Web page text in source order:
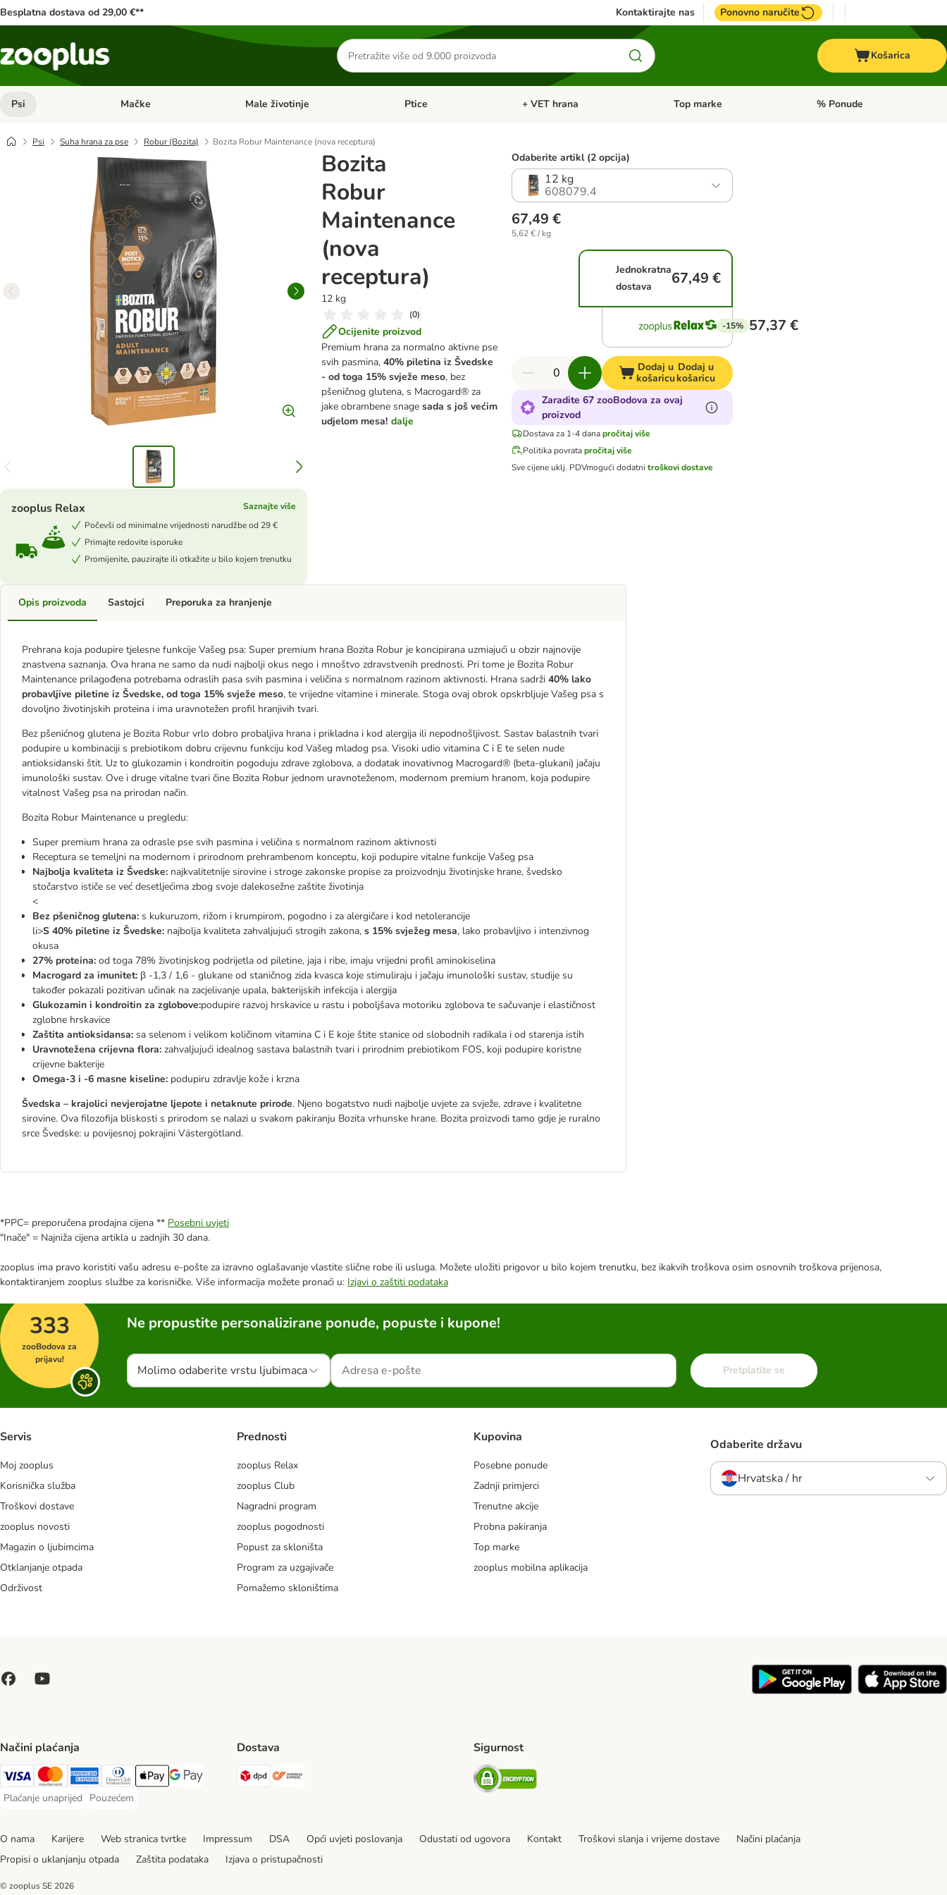
Besplatna dostava od 29,00 €** Kontaktirajte nas Ponovno naručite
Traži
proizvode
Košarica
Psi Pregled kategorija: Psi
Mačke Pregled kategorija: Mačke
Male životinje Pregled kategorija: Male životinje
Ptice Pregled kategorija: Ptice
+ VET hrana Pregled kategorija: + VET hrana
Top marke Pregled kategorija: Top marke
% Ponude
Psi Suha hrana za pse Robur (Bozita) Bozita Robur Maintenance (nova receptura)
Bozita
Robur
Maintenance
(nova
receptura)
12 kg
(0)
Ocijenite proizvod
Premium hrana za normalno aktivne pse
svih pasmina, 40% piletina iz Švedske
- od toga 15% svježe meso, bez
pšeničnog glutena, s Macrogard® za
jake obrambene snage sada s još većim
udjelom mesa! dalje
zooplus Relax
Saznajte više
Počevši od minimalne vrijednosti narudžbe od 29 €
Primajte redovite isporuke
Promijenite, pauzirajte ili otkažite u bilo kojem trenutku
Odaberite artikl (2 opcija)
12 kg
608079.4
67,49 €
5,62 € / kg
Jednokratna
dostava
67,49 €
-15% 57,37 €
Dodaj u
košaricu
Dodaj u
košaricu
Zaradite 67 zooBodova za ovaj
proizvod
Dostava za 1-4 danapročitaj više
Politika povratapročitaj više
Sve cijene uklj. PDVmogući dodatni troškovi dostave
Opis proizvoda
Prehrana koja podupire tjelesne funkcije Vašeg psa: Super premium hrana Bozita Robur je koncipirana uzmiajući u obzir najnovije
znastvena saznanja. Ova hrana ne samo da nudi najbolji okus nego i mnoštvo zdravstvenih prednosti. Pri tome je Bozita Robur
Maintenance prilagođena potrebama odraslih pasa svih pasmina i veličina s normalnom razinom aktivnosti. Hrana sadrži 40% lako
probavljive piletine iz Švedske, od toga 15% svježe meso, te vrijedne vitamine i minerale. Stoga ovaj obrok opskrbljuje Vašeg psa s
dovoljno životinjskih proteina i ima uravnotežen profil hranjivih tvari.
Bez pšenićnog glutena je Bozita Robur vrlo dobro probaljiva hrana i prikladna i kod alergija ili nepodnošljivost. Sastav balastnih tvari
podupire u kombinaciji s prebiotikom dobru crijevnu funkciju kod Vašeg mladog psa. Visoki udio vitamina C i E te selen nude
antioksidanski štit. Uz to glukozamin i kondroitin pogoduju zdrave zglobova, a dodatak inovativnog Macrogard® (beta-glukani) jačaju
imunološki sustav. Ove i druge vitalne tvari čine Bozita Robur jednom uravnoteženom, modernom premium hranom, koja podupire
vitalnost Vašeg psa na prirodan način.
Bozita Robur Maintenance u pregledu:
Super premium hrana za odrasle pse svih pasmina i veličina s normalnom razinom aktivnosti
Receptura se temeljni na modernom i prirodnom prehrambenom konceptu, koji podupire vitalne funkcije Vašeg psa
Najbolja kvaliteta iz Švedske: najkvalitetnije sirovine i stroge zakonske propise za proizvodnju životinjske hrane, švedsko
stočarstvo ističe se već desetljećima zbog svoje dalekosežne zaštite životinja
<
Bez pšeničnog glutena: s kukuruzom, rižom i krumpirom, pogodno i za alergičare i kod netolerancije
li>S 40% piletine iz Švedske: najbolja kvaliteta zahvaljujući strogih zakona, s 15% svježeg mesa, lako probavljivo i intenzivnog
okusa
27% proteina: od toga 78% životinjskog podrijetla od piletine, jaja i ribe, imaju vrijedni profil aminokiselina
Macrogard za imunitet: β -1,3 / 1,6 - glukane od staničnog zida kvasca koje stimuliraju i jačaju imunološki sustav, studije su
također pokazali pozitivan učinak na zacjelivanje upala, bakterijskih infekcija i alergija
Glukozamin i kondroitin za zglobove:podupire razvoj hrskavice u rastu i poboljšava motoriku zglobova te sačuvanje i elastičnost
zglobne hrskavice
Zaštita antioksidansa: sa selenom i velikom količinom vitamina C i E koje štite stanice od slobodnih radikala i od starenja istih
Uravnotežena crijevna flora: zahvaljujući idealnog sastava balastnih tvari i prirodnim prebiotikom FOS, koji podupire koristne
crijevne bakterije
Omega-3 i -6 masne kiseline: podupiru zdravlje kože i krzna
Švedska – krajolici nevjerojatne ljepote i netaknute prirode. Njeno bogatstvo nudi najbolje uvjete za svježe, zdrave i kvalitetne
sirovine. Ova filozofija bliskosti s prirodom se nalazi u svakom pakiranju Bozita vrhunske hrane. Bozita proizvodi tamo gdje je ruralno
srce Švedske: u povijesnoj pokrajini Västergötland.
Sastojci Preporuka za hranjenje
*PPC= preporučena prodajna cijena ** Posebni uvjeti
"Inače" = Najniža cijena artikla u zadnjih 30 dana.
zooplus ima pravo koristiti vašu adresu e-pošte za izravno oglašavanje vlastite slične robe ili usluga. Možete uložiti prigovor u bilo kojem trenutku, bez ikakvih troškova osim osnovnih troškova prijenosa,
kontaktiranjem zooplus službe za korisničke. Više informacija možete pronaći u: Izjavi o zaštiti podataka
333
zooBodova za
prijavu!
Ne propustite personalizirane ponude, popuste i kupone!
Molimo odaberite vrstu ljubimaca Pretplatite se
Servis
Moj zooplus
Korisnička služba
Troškovi dostave
zooplus novosti
Magazin o ljubimcima
Otklanjanje otpada
Održivost
Prednosti
zooplus Relax
zooplus Club
Nagradni program
zooplus pogodnosti
Popust za skloništa
Program za uzgajivače
Pomažemo skloništima
Kupovina
Posebne ponude
Zadnji primjerci
Trenutne akcije
Probna pakiranja
Top marke
zooplus mobilna aplikacija
Odaberite državu
Hrvatska / hr
Načini plaćanja
Visa Payment Method
MasterCard Payment Method
American Express Payment Method
Diners Club Payment Method
Payment MethodGoogle pay Payment Method
Plaćanje unaprijed
Plaćanje unaprijed Payment Method
Pouzećem
Pouzećem Payment Method
Dostava
DPD Shipping Method
Sigurnost
Security
O nama Karijere Web stranica tvrtke Impressum DSA Opći uvjeti poslovanja Odustati od ugovora Kontakt Troškovi slanja i vrijeme dostave
Načini plaćanja
Propisi o uklanjanju otpada
Zaštita podataka Izjava o pristupačnosti
© zooplus SE 2026